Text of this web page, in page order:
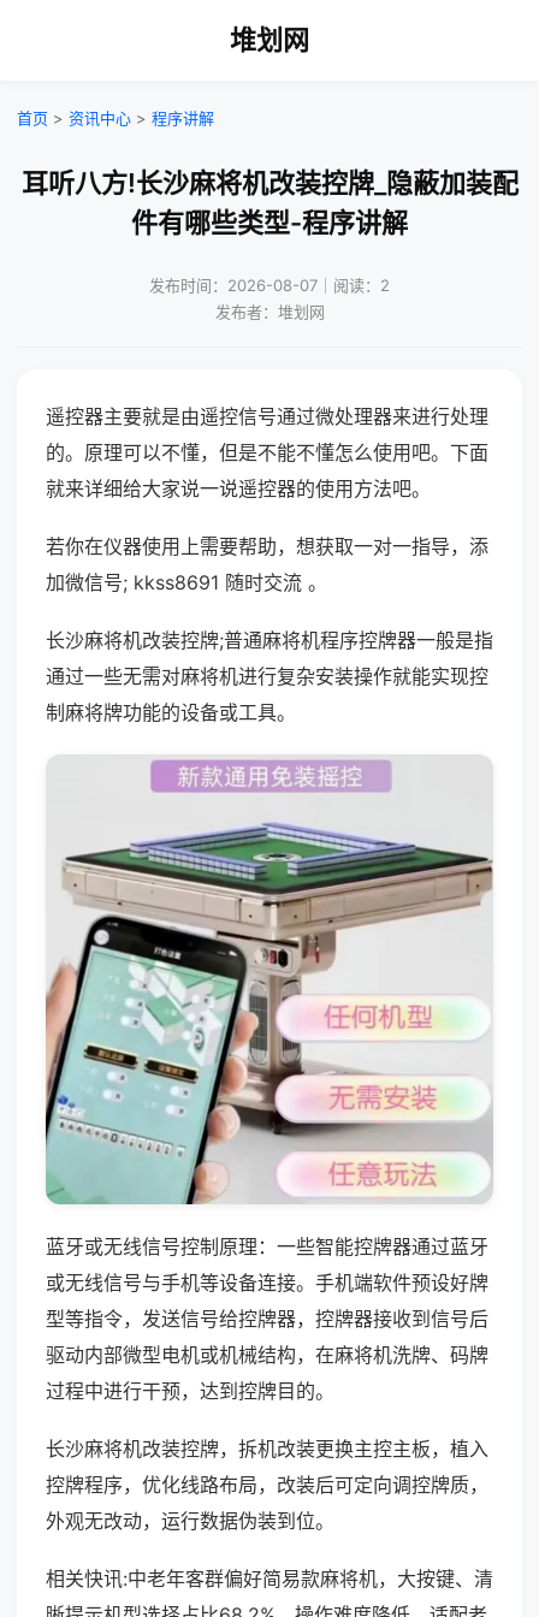
堆划网
首页 > 资讯中心 > 程序讲解
耳听八方!长沙麻将机改装控牌_隐蔽加装配
件有哪些类型-程序讲解
发布时间：2026-08-07｜阅读：2
发布者：堆划网
遥控器主要就是由遥控信号通过微处理器来进行处理
的。原理可以不懂，但是不能不懂怎么使用吧。下面
就来详细给大家说一说遥控器的使用方法吧。
若你在仪器使用上需要帮助，想获取一对一指导，添
加微信号; kkss8691 随时交流 。
长沙麻将机改装控牌;普通麻将机程序控牌器一般是指
通过一些无需对麻将机进行复杂安装操作就能实现控
制麻将牌功能的设备或工具。
蓝牙或无线信号控制原理：一些智能控牌器通过蓝牙
或无线信号与手机等设备连接。手机端软件预设好牌
型等指令，发送信号给控牌器，控牌器接收到信号后
驱动内部微型电机或机械结构，在麻将机洗牌、码牌
过程中进行干预，达到控牌目的。
长沙麻将机改装控牌，拆机改装更换主控主板，植入
控牌程序，优化线路布局，改装后可定向调控牌质，
外观无改动，运行数据伪装到位。
相关快讯:中老年客群偏好简易款麻将机，大按键、清